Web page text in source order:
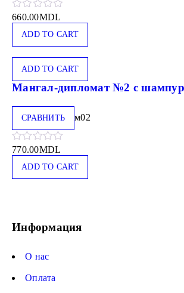
660.00MDL
ADD TO CART
ADD TO CART
Мангал-дипломат №2 с
СРАВНИТЬ м02
770.00MDL
ADD TO CART
Информация
О нас
Оплата